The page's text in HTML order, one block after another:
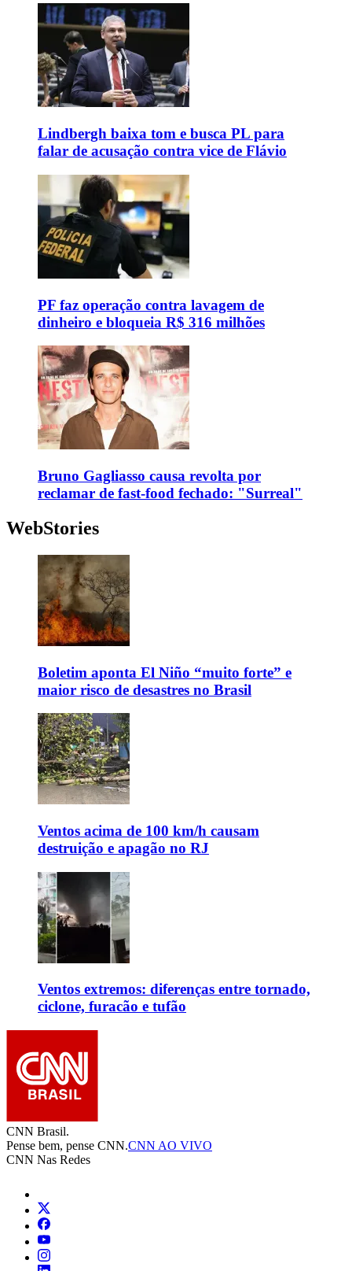
Lindbergh baixa tom e busca PL para
falar de acusação contra vice de Flávio
PF faz operação contra lavagem de
dinheiro e bloqueia R$ 316 milhões
Bruno Gagliasso causa revolta por
reclamar de fast-food fechado: "Surreal"
WebStories
Boletim aponta El Niño “muito forte” e
maior risco de desastres no Brasil
Ventos acima de 100 km/h causam
destruição e apagão no RJ
Ventos extremos: diferenças entre tornado,
ciclone, furacão e tufão
CNN Brasil.
Pense bem, pense CNN.CNN AO VIVO
CNN Nas Redes